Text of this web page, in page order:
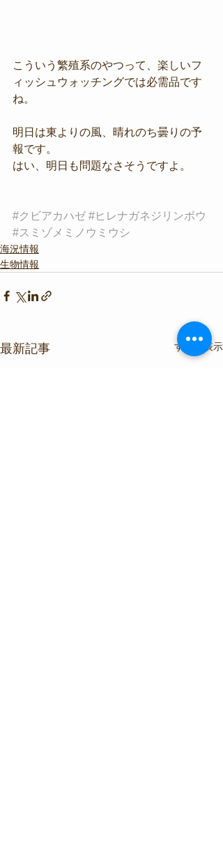
こういう繁殖系のやつって、楽しいフ
ィッシュウォッチングでは必需品です
ね。
明日は東よりの風、晴れのち曇りの予
報です。
はい、明日も問題なさそうですよ。
#クビアカハゼ #ヒレナガネジリンボウ
#スミゾメミノウミウシ
海況情報
生物情報
最新記事 すべて表示